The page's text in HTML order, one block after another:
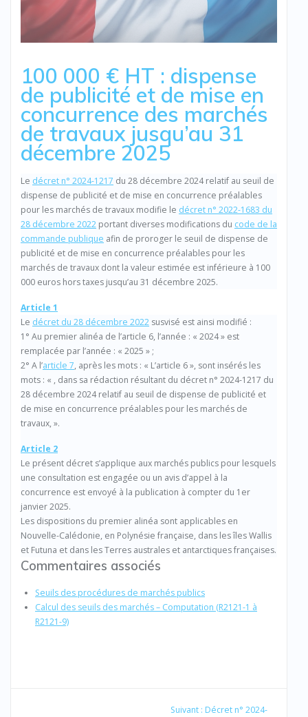
100 000 € HT : dispense
de publicité et de mise en
concurrence des marchés
de travaux jusqu’au 31
décembre 2025
Le décret n° 2024-1217 du 28 décembre 2024 relatif au seuil de
dispense de publicité et de mise en concurrence préalables
pour les marchés de travaux modifie le décret n° 2022-1683 du
28 décembre 2022 portant diverses modifications du code de la
commande publique afin de proroger le seuil de dispense de
publicité et de mise en concurrence préalables pour les
marchés de travaux dont la valeur estimée est inférieure à 100
000 euros hors taxes jusqu’au 31 décembre 2025.
Article 1
Le décret du 28 décembre 2022 susvisé est ainsi modifié :
1° Au premier alinéa de l’article 6, l’année : « 2024 » est
remplacée par l’année : « 2025 » ;
2° A l’article 7, après les mots : « L’article 6 », sont insérés les
mots : « , dans sa rédaction résultant du décret n° 2024-1217 du
28 décembre 2024 relatif au seuil de dispense de publicité et
de mise en concurrence préalables pour les marchés de
travaux, ».
Article 2
Le présent décret s’applique aux marchés publics pour lesquels
une consultation est engagée ou un avis d’appel à la
concurrence est envoyé à la publication à compter du 1er
janvier 2025.
Les dispositions du premier alinéa sont applicables en
Nouvelle-Calédonie, en Polynésie française, dans les îles Wallis
et Futuna et dans les Terres australes et antarctiques françaises.
Commentaires associés
Seuils des procédures de marchés publics
Calcul des seuils des marchés – Computation (R2121-1 à
R2121-9)
Suivant : Article
Décret n° 2024-